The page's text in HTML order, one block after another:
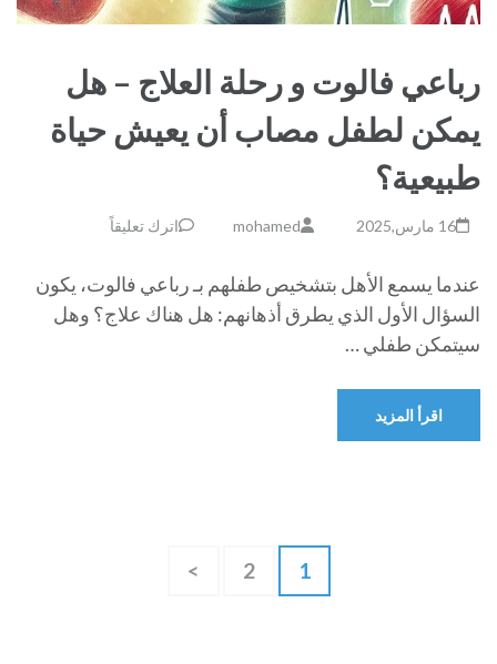
رباعي فالوت و رحلة العلاج – هل
يمكن لطفل مصاب أن يعيش حياة
طبيعية؟
16 مارس,2025 mohamed اترك تعليقاً
عندما يسمع الأهل بتشخيص طفلهم بـ رباعي فالوت، يكون
السؤال الأول الذي يطرق أذهانهم: هل هناك علاج؟ وهل
سيتمكن طفلي …
اقرأ المزيد
صفحة1 صفحة
2
>